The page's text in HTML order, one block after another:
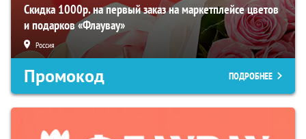
Скидка 1000р. на первый заказ на маркетплейсе цветов
и подарков «Флаувау»
Россия
Промокод ПОДРОБНЕЕ